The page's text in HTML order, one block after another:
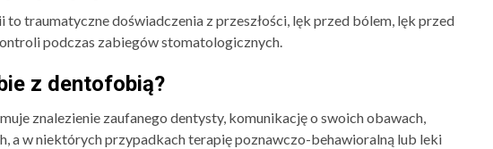
traumatyczne doświadczenia z przeszłości, lęk przed bólem, lęk przed
podczas zabiegów stomatologicznych.
z dentofobią?
znalezienie zaufanego dentysty, komunikację o swoich obawach,
a w niektórych przypadkach terapię poznawczo-behawioralną lub leki